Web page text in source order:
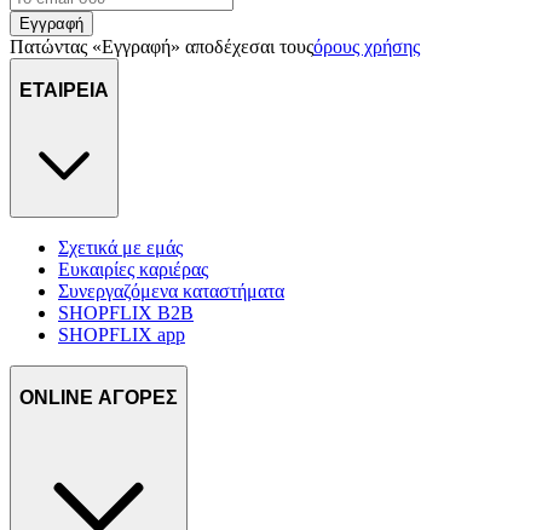
Εγγραφή
Πατώντας «Εγγραφή» αποδέχεσαι τουςόρους χρήσης
ΕΤΑΙΡΕΙΑ
Σχετικά με εμάς
Ευκαιρίες καριέρας
Συνεργαζόμενα καταστήματα
SHOPFLIX B2B
SHOPFLIX app
ONLINE ΑΓΟΡΕΣ